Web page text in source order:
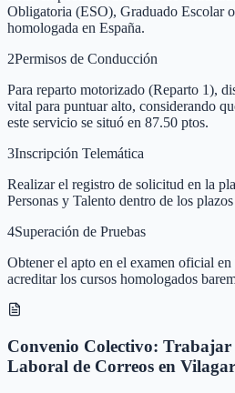
Obligatoria (ESO), Graduado Escolar
homologada en España.
2Permisos de Conducción
Para reparto motorizado (Reparto 1),
vital para puntuar alto, considerando
este servicio se situó en 87.50 ptos.
3Inscripción Telemática
Realizar el registro de solicitud en la
Personas y Talento dentro de los
4Superación de Pruebas
Obtener el apto en el examen oficial
acreditar los cursos homologados
Convenio Colectivo: Trabajar
Laboral de Correos en